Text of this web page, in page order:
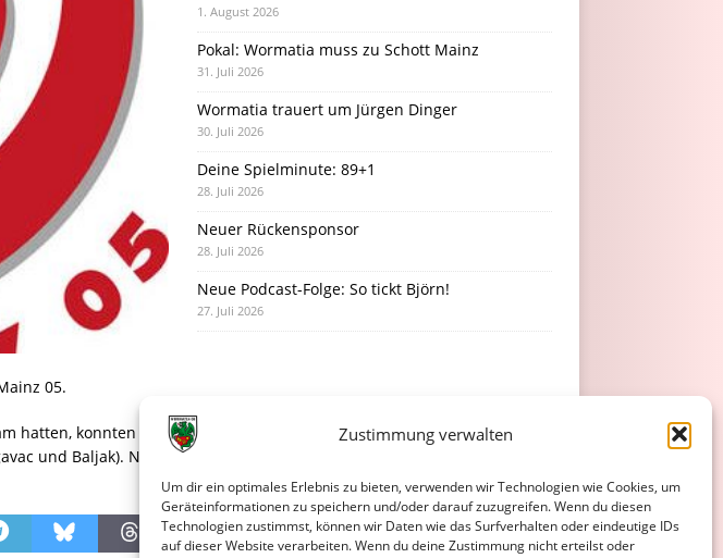
Zustimmung verwalten
Um dir ein optimales Erlebnis zu bieten, verwenden wir Technologien wie Cookies, um
Geräteinformationen zu speichern und/oder darauf zuzugreifen. Wenn du diesen
Technologien zustimmst, können wir Daten wie das Surfverhalten oder eindeutige IDs
auf dieser Website verarbeiten. Wenn du deine Zustimmung nicht erteilst oder
05.
hatten, konnten
und Baljak). Nach
1. August 2026
Pokal: Wormatia muss zu Schott Mainz
31. Juli 2026
Wormatia trauert um Jürgen Dinger
30. Juli 2026
Deine Spielminute: 89+1
28. Juli 2026
Neuer Rückensponsor
28. Juli 2026
Neue Podcast-Folge: So tickt Björn!
27. Juli 2026